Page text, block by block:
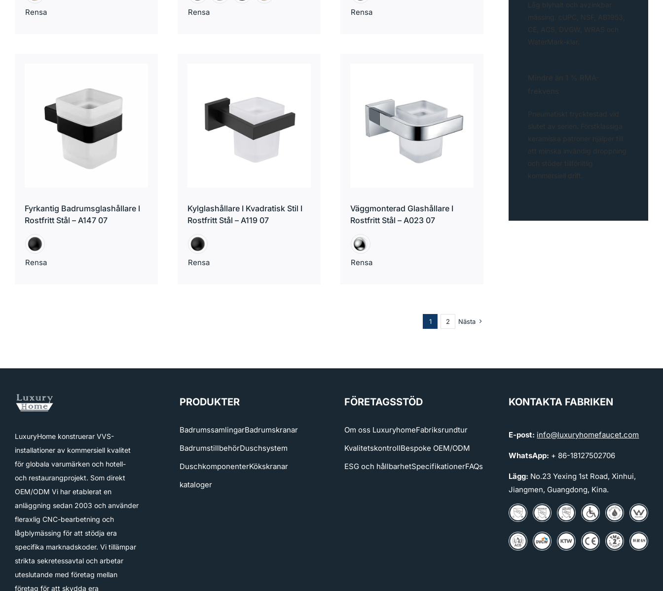
Rensa Rensa Rensa
Fyrkantig Badrumsglashållare I
Rostfritt Stål – A147 07
Rensa
Kylglashållare I Kvadratisk Stil I
Rostfritt Stål – A119 07
Rensa
Väggmonterad Glashållare I
Rostfritt Stål – A023 07
Rensa
1 2 Nästa
Låg blyhalt och avzinkbar
mässing. cUPC, NSF, AB1953,
CE, ACS, DVGW, WRAS och
WaterMark-klar.
Mindre än 1 % RMA-
frekvens
Pneumatiskt trycktestad vid
slutet av serien. Förstklassiga
keramiska patroner hjälper till
att minska invändig droppning
och stöder tillförlitlig
kommersiell drift.
LuxuryHome konstruerar VVS-
installationer av kommersiell kvalitet
för globala varumärken och hotell-
och restaurangprojekt. Som direkt
OEM/ODM Vi har etablerat en
anläggning sedan 2003 och använder
fleraxlig CNC-bearbetning och
lågblymässing för att stödja era
specifika marknadskoder. Vi tillämpar
strikta sekretessavtal och arbetar
uteslutande med företag mellan
företag för att skydda era
PRODUKTER
BadrumssamlingarBadrumskranar
BadrumstillbehörDuschsystem
DuschkomponenterKökskranar
kataloger
FÖRETAGSSTÖD
Om oss LuxuryhomeFabriksrundtur
KvalitetskontrollBespoke OEM/ODM
ESG och hållbarhetSpecifikationerFAQs
KONTAKTA FABRIKEN
E-post: info@luxuryhomefaucet.com
WhatsApp: + 86-18127502706
Lägg: No.23 Yexing 1st Road, Xinhui,
Jiangmen, Guangdong, Kina.